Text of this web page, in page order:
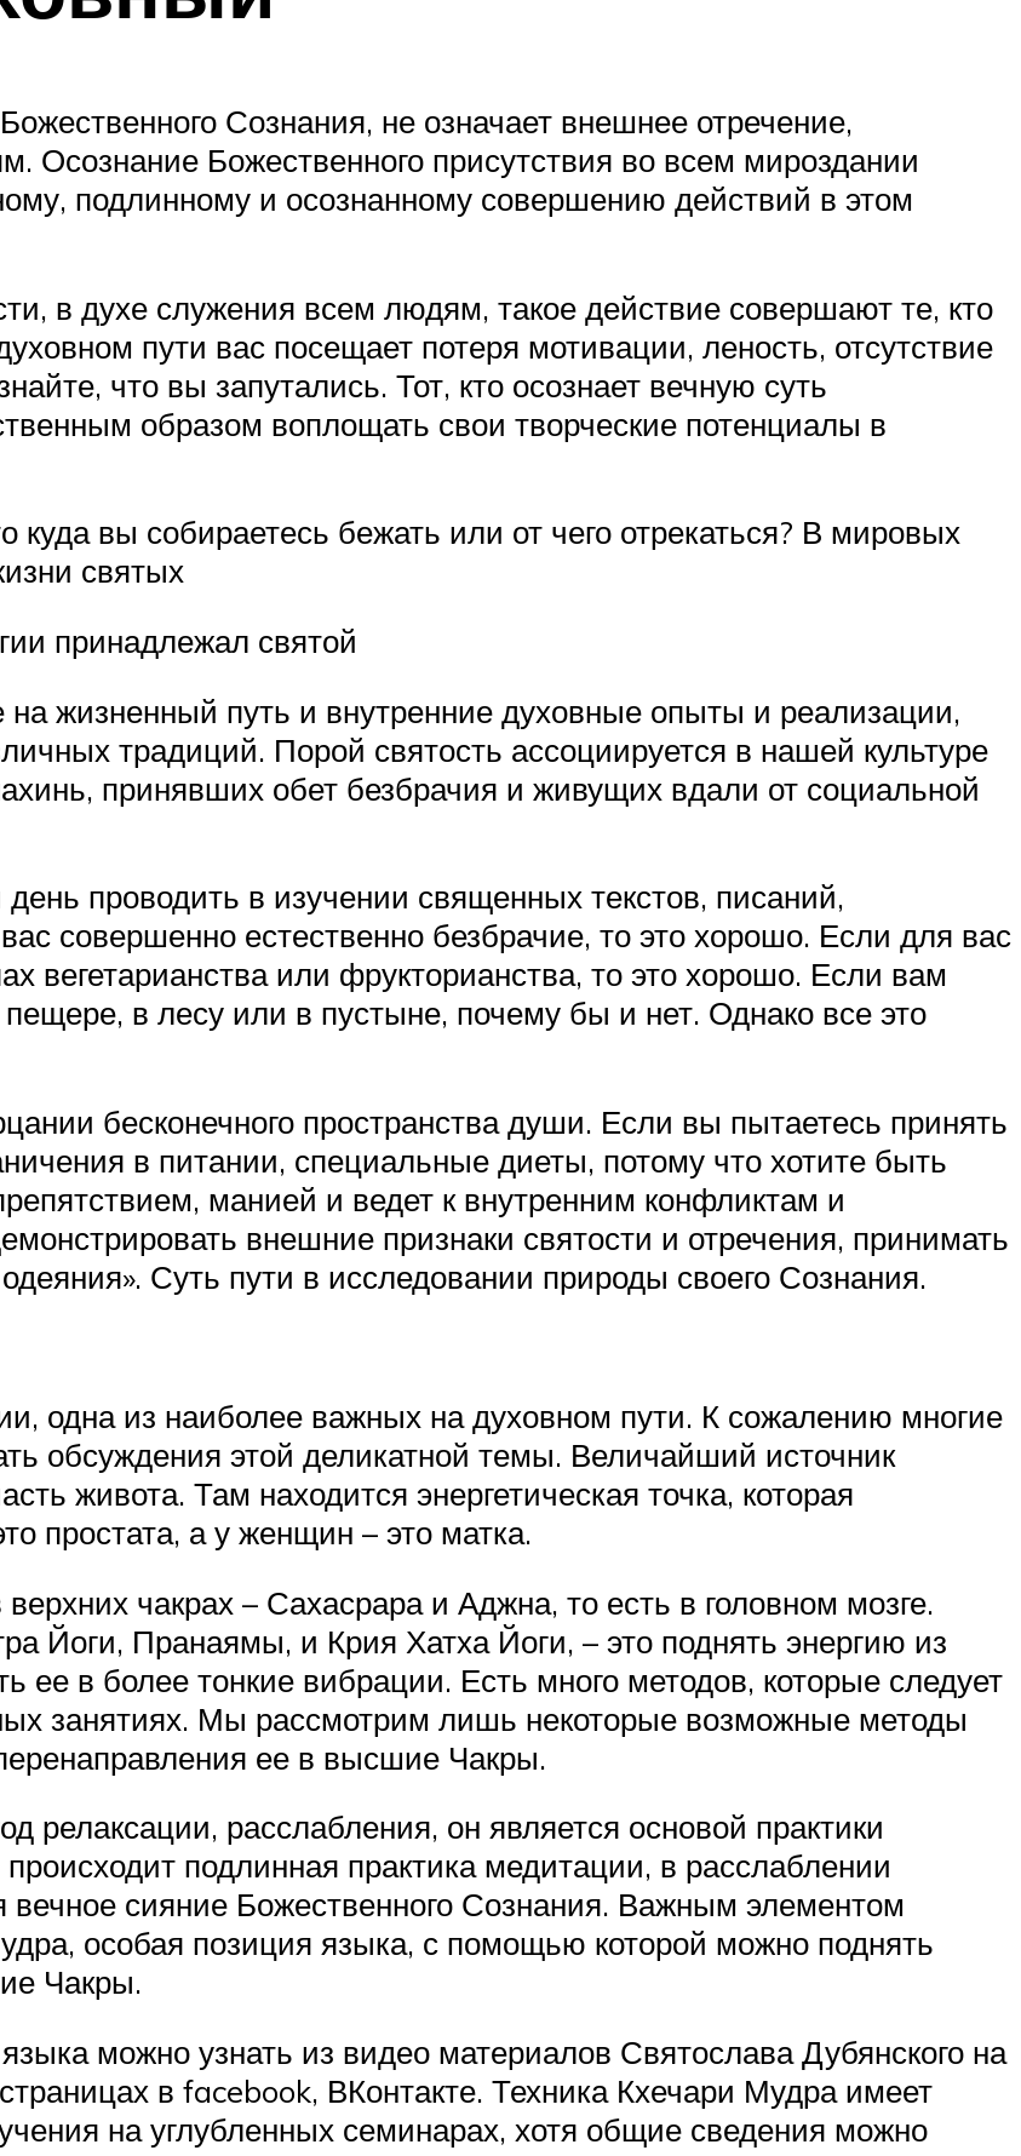
Сознания, не означает внешнее отречение,
Осознание Божественного присутствия во всем мироздании
подлинному и осознанному совершению действий в этом
в духе служения всем людям, такое действие совершают те, кто
пути вас посещает потеря мотивации, леность, отсутствие
что вы запутались. Тот, кто осознает вечную суть
образом воплощать свои творческие потенциалы в
куда вы собираетесь бежать или от чего отрекаться? В мировых
святых
принадлежал святой
жизненный путь и внутренние духовные опыты и реализации,
традиций. Порой святость ассоциируется в нашей культуре
принявших обет безбрачия и живущих вдали от социальной
проводить в изучении священных текстов, писаний,
совершенно естественно безбрачие, то это хорошо. Если для вас
вегетарианства или фрукторианства, то это хорошо. Если вам
в лесу или в пустыне, почему бы и нет. Однако все это
бесконечного пространства души. Если вы пытаетесь принять
в питании, специальные диеты, потому что хотите быть
манией и ведет к внутренним конфликтам и
внешние признаки святости и отречения, принимать
Суть пути в исследовании природы своего Сознания.
одна из наиболее важных на духовном пути. К сожалению многие
обсуждения этой деликатной темы. Величайший источник
живота. Там находится энергетическая точка, которая
простата, а у женщин – это матка.
чакрах – Сахасрара и Аджна, то есть в головном мозге.
Йоги, Пранаямы, и Крия Хатха Йоги, – это поднять энергию из
ее в более тонкие вибрации. Есть много методов, которые следует
занятиях. Мы рассмотрим лишь некоторые возможные методы
ее в высшие Чакры.
расслабления, он является основой практики
подлинная практика медитации, в расслаблении
вечное сияние Божественного Сознания. Важным элементом
особая позиция языка, с помощью которой можно поднять
Чакры.
можно узнать из видео материалов Святослава Дубянского на
в facebook, ВКонтакте. Техника Кхечари Мудра имеет
на углубленных семинарах, хотя общие сведения можно